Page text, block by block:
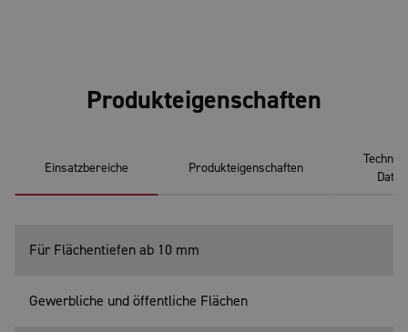
Produkteigenschaften
Einsatzbereiche Produkteigenschaften
Daten
Für Flächentiefen ab 10 mm
Gewerbliche und öffentliche Flächen